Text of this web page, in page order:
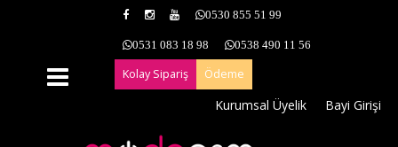
0530 855 51 99
0531 083 18 98 0538 490 11 56
Kolay Sipariş Ödeme
Kurumsal Üyelik Bayi Girişi